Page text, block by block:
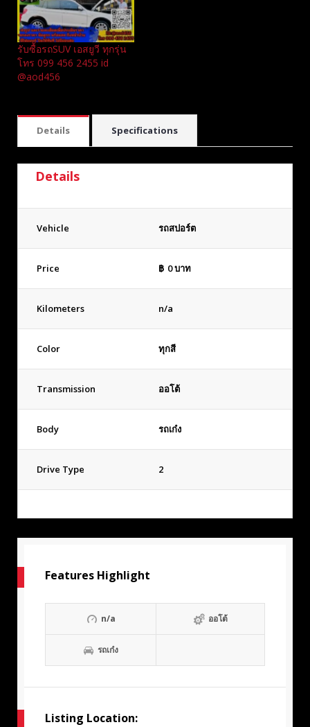
รับซื้อรถSUV เอสยูวี ทุกรุ่น
โทร 099 456 2455 id
@aod456
Details Specifications
Details
Vehicle รถสปอร์ต
Price ฿ 0บาท
Kilometers n/a
Color ทุกสี
Transmission ออโต้
Body รถเก๋ง
Drive Type 2
Features Highlight
n/a ออโต้
รถเก๋ง
Listing Location: